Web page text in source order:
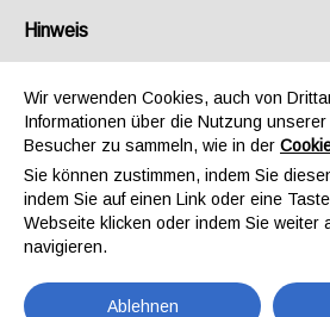
ERGO
GATE
Hinweis
Wir verwenden Cookies, auch von
Informationen über die Nutzung
Besucher zu sammeln, wie in der
Sie können zustimmen, indem Sie
indem Sie auf einen Link oder eine
Webseite klicken oder indem Sie weiter
navigieren.
Ablehnen